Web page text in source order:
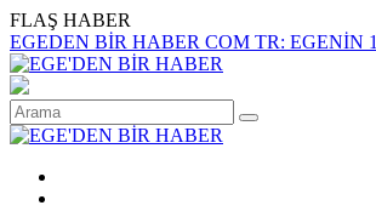
FLAŞ HABER
EGEDEN BİR HABER COM TR: EGENİN